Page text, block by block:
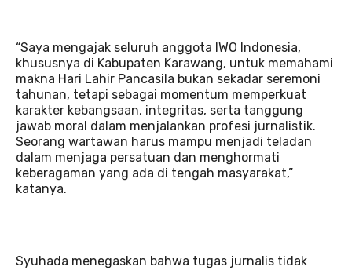
“Saya mengajak seluruh anggota IWO Indonesia,
khususnya di Kabupaten Karawang, untuk memahami
makna Hari Lahir Pancasila bukan sekadar seremoni
tahunan, tetapi sebagai momentum memperkuat
karakter kebangsaan, integritas, serta tanggung
jawab moral dalam menjalankan profesi jurnalistik.
Seorang wartawan harus mampu menjadi teladan
dalam menjaga persatuan dan menghormati
keberagaman yang ada di tengah masyarakat,”
katanya.
Syuhada menegaskan bahwa tugas jurnalis tidak